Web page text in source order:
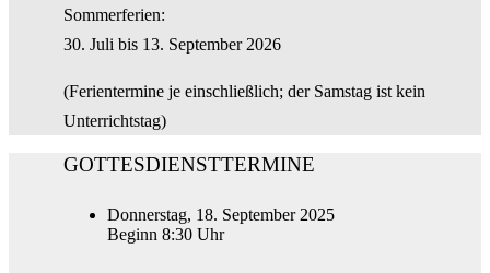
Sommerferien:
30. Juli bis 13. September 2026
(Ferientermine je einschließlich; der Samstag ist kein
Unterrichtstag)
GOTTESDIENSTTERMINE
Donnerstag, 18. September 2025
Beginn 8:30 Uhr